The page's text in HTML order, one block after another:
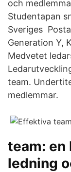
och
Studentapan
Sveriges
Generation Y,
Medvetet
team.
medlemmar.
team: en
ledning